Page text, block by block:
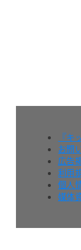
『キ
お問
広告
利用
個人
媒体